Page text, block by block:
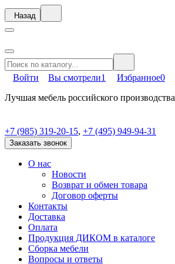
Назад
Войти Вы смотрели1 Избранное0
Лучшая мебель российского производства
+7 (985) 319-20-15, +7 (495) 949-94-31
Заказать звонок
О нас
Новости
Возврат и обмен товара
Договор оферты
Контакты
Доставка
Оплата
Продукция ДИКОМ в каталоге
Сборка мебели
Вопросы и ответы